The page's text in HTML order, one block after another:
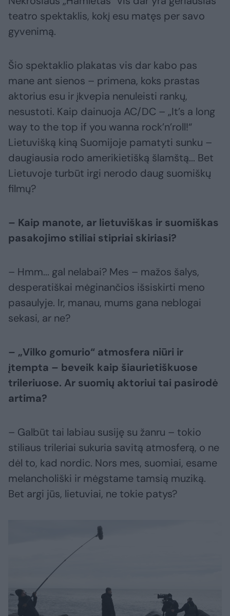
teatro spektaklis, kokį esu matęs per savo
gyvenimą.
Šio spektaklio plakatas vis dar kabo pas
mane ant sienos – primena, koks prastas
aktorius esu ir įkvepia nenuleisti rankų,
nesustoti. Kaip dainuoja AC/DC – „It’s a long
way to the top if you wanna rock’n’roll!“
Lietuvišką kiną Suomijoje pamatyti sunku –
daugiausia rodo amerikietišką šlamštą... Bet
Lietuvoje turbūt irgi nerodo daug suomiškų
filmų?
– Kaip manote, ar lietuviškas ir suomiškas
pasakojimo stiliai stipriai skiriasi?
– Hmm... gal nelabai? Mes – mažos šalys,
desperatiškai mėginančios išsiskirti meno
pasaulyje. Ir, manau, mums gana neblogai
sekasi, ar ne?
– „Vilko gomurio“ atmosfera niūri ir
įtempta – beveik kaip šiaurietiškuose
trileriuose. Ar suomių aktoriui tai pasirodė
artima?
– Galbūt tai labiau susiję su žanru – tokio
stiliaus trileriai sukuria savitą atmosferą, o ne
dėl to, kad nordic. Nors mes, suomiai, esame
melancholiški ir mėgstame tamsią muziką.
Bet argi jūs, lietuviai, ne tokie patys?